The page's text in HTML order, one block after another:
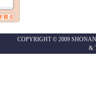
COPYRIGHT © 2009
&